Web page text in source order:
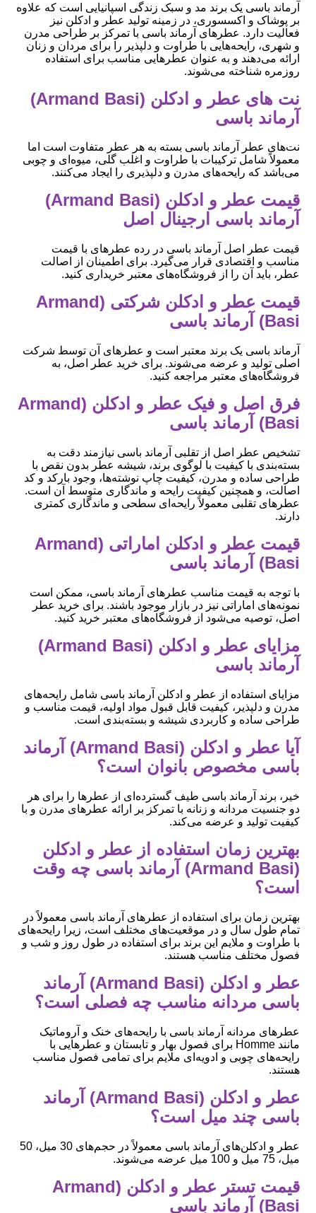
آرماند باسی یک برند مد و سبک زندگی اسپانیایی است که علاوه
بر پوشاک و اکسسوری، در زمینه تولید عطر و ادکلن نیز
فعالیت دارد. عطرهای آرماند باسی با تمرکز بر طراحی مدرن
و شهری، رایحه‌هایی با طراوت و دلپذیر را برای مردان و زنان
ارائه می‌دهند و به عنوان عطرهایی مناسب برای استفاده
روزمره شناخته می‌شوند.
نت های عطر و ادکلن (Armand Basi)
آرماند باسی
نت‌های عطر آرماند باسی بسته به هر عطر متفاوت است اما
معمولاً شامل ترکیبات با طراوت و اغلب گلی، میوه‌ای و چوبی
می‌باشد که رایحه‌های مدرن و دلپذیری را ایجاد می‌کنند.
قیمت عطر و ادکلن (Armand Basi)
آرماند باسی ارجینال اصل
قیمت عطر اصل آرماند باسی در رده عطرهای با قیمت
مناسب و اقتصادی قرار می‌گیرد. برای اطمینان از اصالت
عطر، باید آن را از فروشگاه‌های معتبر خریداری کنید.
قیمت عطر و ادکلن شرکتی (Armand
Basi) آرماند باسی
آرماند باسی یک برند معتبر است و عطرهای آن توسط شرکت
اصلی تولید و عرضه می‌شوند. برای خرید عطر اصل، به
فروشگاه‌های معتبر مراجعه کنید.
فرق اصل و فیک عطر و ادکلن (Armand
Basi) آرماند باسی
تشخیص عطر اصل از تقلبی آرماند باسی نیازمند دقت به
بسته‌بندی با کیفیت با لوگوی برند، شیشه عطر بدون نقص با
طراحی ساده و مدرن، کیفیت چاپ نوشته‌ها، وجود بارکد و کد
اصالت، و همچنین کیفیت رایحه و ماندگاری متوسط آن است.
عطرهای تقلبی معمولاً رایحه‌ای سطحی و ماندگاری کمتری
دارند.
قیمت عطر و ادکلن اماراتی (Armand
Basi) آرماند باسی
با توجه به قیمت مناسب عطرهای آرماند باسی، ممکن است
نمونه‌های اماراتی نیز در بازار موجود باشند. برای خرید عطر
اصل، توصیه می‌شود از فروشگاه‌های معتبر خرید کنید.
مزایای عطر و ادکلن (Armand Basi)
آرماند باسی
مزایای استفاده از عطر و ادکلن آرماند باسی شامل رایحه‌های
مدرن و دلپذیر، کیفیت قابل قبول مواد اولیه، قیمت مناسب و
طراحی ساده و کاربردی شیشه و بسته‌بندی است.
آیا عطر و ادکلن (Armand Basi) آرماند
باسی مخصوص بانوان است؟
خیر، برند آرماند باسی طیف گسترده‌ای از عطرها را برای هر
دو جنسیت مردانه و زنانه با تمرکز بر ارائه عطرهای مدرن و با
کیفیت تولید و عرضه می‌کند.
بهترین زمان استفاده از عطر و ادکلن
(Armand Basi) آرماند باسی چه وقت
است؟
بهترین زمان برای استفاده از عطرهای آرماند باسی معمولاً در
تمام طول سال و در موقعیت‌های مختلف است، زیرا رایحه‌های
با طراوت و ملایم این برند برای استفاده در طول روز و شب و
فصول مختلف مناسب هستند.
عطر و ادکلن (Armand Basi) آرماند
باسی مردانه مناسب چه فصلی است؟
عطرهای مردانه آرماند باسی با رایحه‌های خنک و آروماتیک
مانند Homme برای فصول بهار و تابستان و عطرهایی با
رایحه‌های چوبی و ادویه‌ای ملایم برای تمامی فصول مناسب
هستند.
عطر و ادکلن (Armand Basi) آرماند
باسی چند میل است؟
عطر و ادکلن‌های آرماند باسی معمولاً در حجم‌های 30 میل، 50
میل، 75 میل و 100 میل عرضه می‌شوند.
قیمت تستر عطر و ادکلن (Armand
Basi) آرماند باسی